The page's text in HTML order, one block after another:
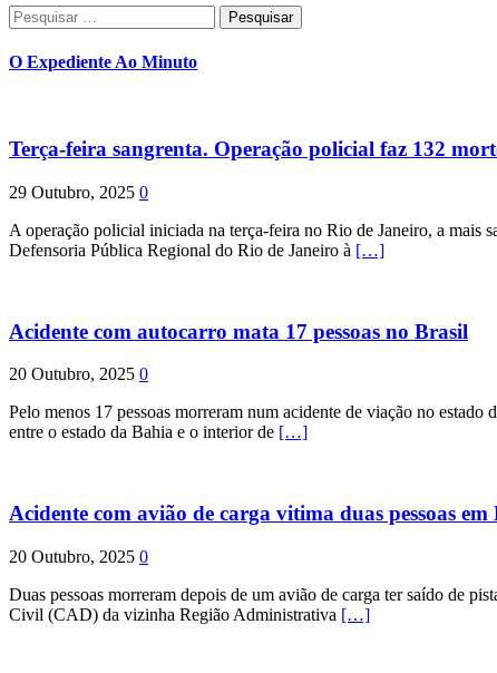
Pesquisar
por:
O Expediente Ao Minuto
Terça-feira sangrenta. Operação policial faz 132
29 Outubro, 2025 0
A operação policial iniciada na terça-feira no Rio de Janeiro, a mais
Defensoria Pública Regional do Rio de Janeiro à […]
Acidente com autocarro mata 17 pessoas no Brasil
20 Outubro, 2025 0
Pelo menos 17 pessoas morreram num acidente de viação no
entre o estado da Bahia e o interior de […]
Acidente com avião de carga vitima duas pessoas
20 Outubro, 2025 0
Duas pessoas morreram depois de um avião de carga ter saído de
Civil (CAD) da vizinha Região Administrativa […]